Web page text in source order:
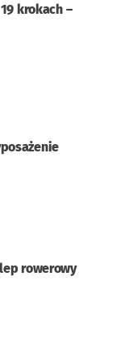
krokach –
rowerowy